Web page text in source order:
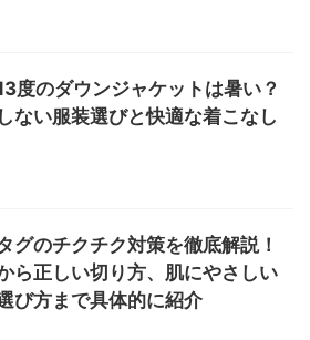
度のダウンジャケットは暑い？
ない服装選びと快適な着こなし
グのチクチク対策を徹底解説！
ら正しい切り方、肌にやさしい
び方まで具体的に紹介